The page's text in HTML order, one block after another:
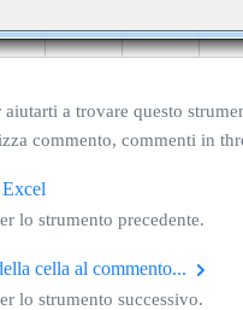
a trovare questo
commento, commenti in
lo strumento precedente.
cella al commento...
lo strumento successivo.